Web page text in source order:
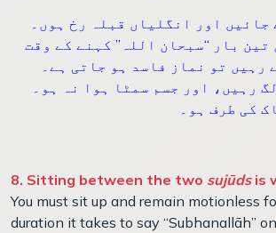
جائیں اور انگلیاں قبلہ رخ ہوں۔
تین بار “سبحان اللہ” کہنے کے وقت
رہیں تو نماز فاسد ہو جاتی ہے۔
رہیں، اور جسم سمٹا ہوا نہ ہو۔
کی طرف ہو۔
8. Sitting between the two sujūdsis
You must sit up and remain motionless
duration it takes to say “Subhanallāh”